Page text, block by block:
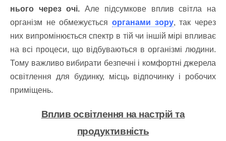
нього через очі.Але підсумкове вплив світла на
організм не обмежується органами зору, так через
них випромінюється спектр в тій чи іншій мірі впливає
на всі процеси, що відбуваються в організмі людини.
Тому важливо вибирати безпечні і комфортні джерела
освітлення для будинку, місць відпочинку і робочих
приміщень.
Вплив освітлення на настрій та
продуктивність